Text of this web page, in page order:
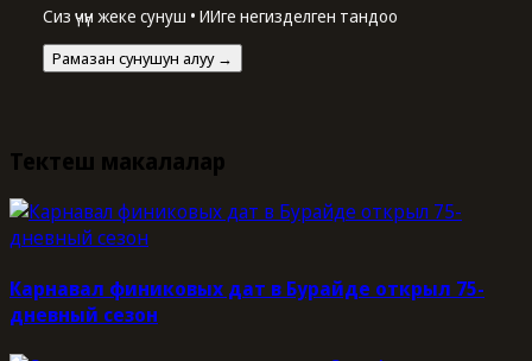
Сиз үчүн жеке сунуш • ИИге негизделген тандоо
Рамазан сунушун алуу →
Тектеш макалалар
Карнавал финиковых дат в Бурайде открыл 75-
дневный сезон